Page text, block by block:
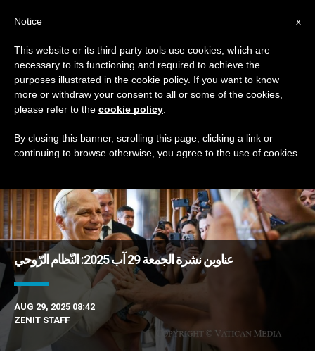
TAG
Posts Tagged ‘أجوبة’
DERNIÈRES NOUVELLES
عناوين نشرة الجمعة 29 آب 2025: النّظام الرّوحي
AUG 29, 2025 08:42
ZENIT STAFF
x
Notice
This website or its third party tools use cookies, which are
necessary to its functioning and required to achieve the
purposes illustrated in the cookie policy. If you want to know
more or withdraw your consent to all or some of the cookies,
please refer to the cookie policy
By closing this banner, scrolling this page, clicking a link or
continuing to browse otherwise, you agree to the use of cookies.